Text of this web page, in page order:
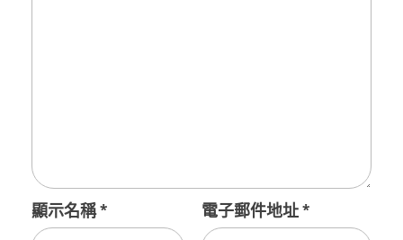
顯示名稱* 電子郵件地址*